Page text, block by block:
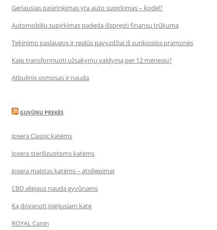
Geriausias pasirinkimas yra auto supirkimas – kodėl?
Automobilių supirkimas padeda išspręsti finansų trūkumą
Tekinimo paslaugos ir realūs pavyzdžiai iš sunkiosios pramonės
Kaip transformuoti užsakymų valdymą per 12 mėnesių?
Atbulinis osmosas ir nauda
GUVŪNŲ PREKĖS
Josera Classic katėms
Josera sterilizuotoms katėms
Josera maistas katėms – atsiliepimai
CBD aliejaus nauda gyvūnams
Ką dovanoti įsigijusiam katę
ROYAL Canin